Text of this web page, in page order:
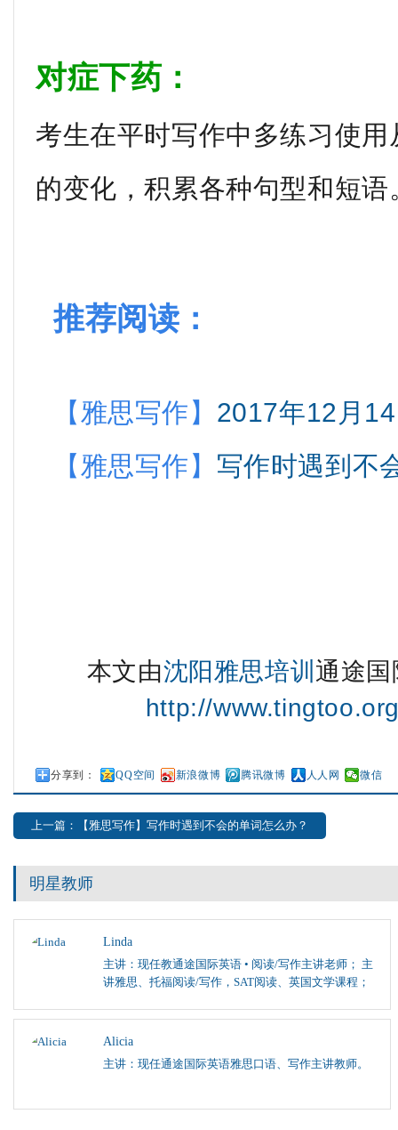
对症下药：
考生在平时写作中多练习使
的变化，积累各种句型和短语
推荐阅读：
【雅思写作】 2017年12月
【雅思写作】 写作时遇到不
本文由沈阳雅思培训 通途
http://
分享到： QQ空间 新浪微博 腾讯微博 人人网 微信
上一篇：【雅思写作】写作时遇到不会的单词怎么办？
明星教师
Linda
主讲：现任教通途国际英语 • 阅读/写作主讲老师； 主
讲雅思、托福阅读/写作，SAT阅读、英国文学课程；
Alicia
主讲：现任通途国际英语雅思口语、写作主讲教师。